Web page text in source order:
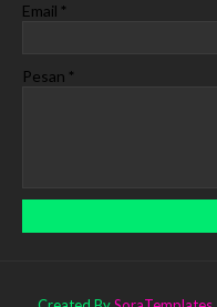
Email *
Pesan *